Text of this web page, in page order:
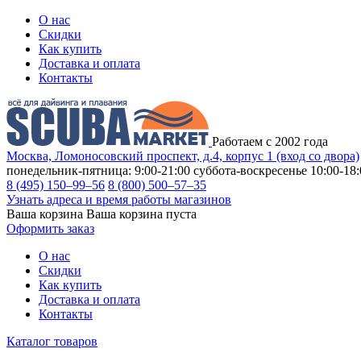
О нас
Скидки
Как купить
Доставка и оплата
Контакты
Работаем с 2002 года
Москва, Ломоносовский проспект, д.4, корпус 1 (вход со двора)
понедельник-пятница: 9:00-21:00 суббота-воскресенье 10:00-
8 (495) 150–99–56 8 (800) 500–57–35
Узнать адреса и время работы магазинов
Ваша корзина Ваша корзина пуста
Оформить заказ
О нас
Скидки
Как купить
Доставка и оплата
Контакты
Каталог товаров